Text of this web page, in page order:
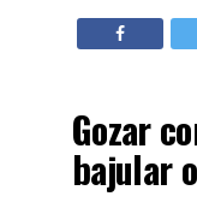
Gozar
bajular